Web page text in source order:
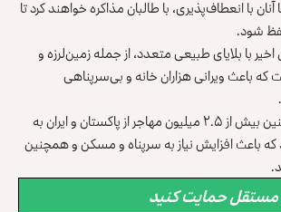
با انعطاف‌پذیری، با طالبان مذاکره خواهند کرد تا
شود.
با بلایای طبیعی متعدد، از جمله زمین‌لرزه و
باعث ویرانی هزاران خانه و بی‌سرپناهی
در یک سال اخیر همچنین بیش از ۲.۵ میلیون مهاجر از پاکستان و ایران به
که باعث افزایش نیاز به سرپناه و مسکن و همچنین
مستقل حمایت کنید